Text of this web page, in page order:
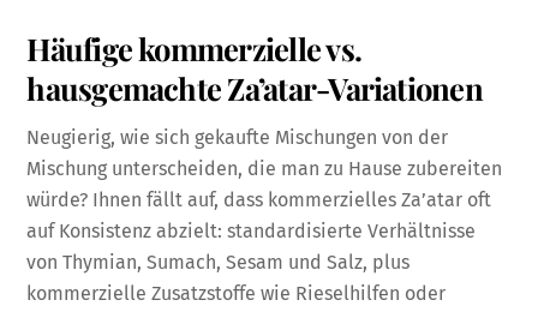
Häufige kommerzielle vs.
hausgemachte Za’atar-Variationen
Neugierig, wie sich gekaufte Mischungen von der
Mischung unterscheiden, die man zu Hause zubereiten
würde? Ihnen fällt auf, dass kommerzielles Za’atar oft
auf Konsistenz abzielt: standardisierte Verhältnisse
von Thymian, Sumach, Sesam und Salz, plus
kommerzielle Zusatzstoffe wie Rieselhilfen oder